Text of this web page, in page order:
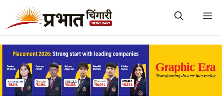
content